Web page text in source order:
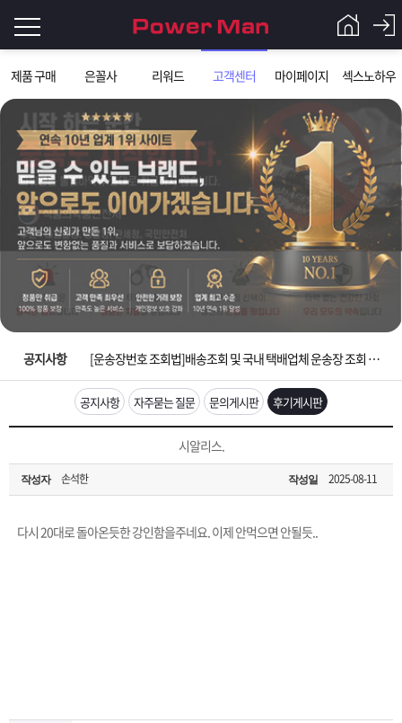
제품 구매 은꼴사 리워드 고객센터 마이페이지 섹스노하우
그
인
이
필
요
니
로
Q&A
파
워
맨
제
품
은
노
객
마
공지사항
입금확인이 안되는 상황을 대비해 꼭 입금후 고객센터 연락바랍니다.
[2026구정 연휴]설 연휴 배송 및 휴무 안내
[운송장번호 조회법]배송조회 및 국내 택배업체 운송장 조회 하는법
[ios앱 오픈]아이폰 고객 앱설치 가능합니다.
[무인택배함 이용 안내] 집 밖에 주소로 택배 받기
입금확인이 안되는 상황을 대비해 꼭 입금후 고객센터 연락바랍니다.
[2026구정 연휴]설 연휴 배송 및 휴무 안내
공지사항 자주묻는 질문 문의게시판 후기게시판
시알리스.
작성자 손석한 작성일 2025-08-11
다시 20대로 돌아온듯한 강인함을주네요. 이제 안먹으면 안될듯..